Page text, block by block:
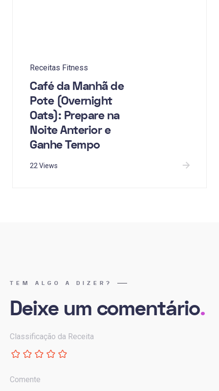
Receitas Fitness
Café da Manhã de
Pote (Overnight
Oats): Prepare na
Noite Anterior e
Ganhe Tempo
22 Views
TEM ALGO A DIZER?
Deixe um comentário.
Classificação da Receita
Comente